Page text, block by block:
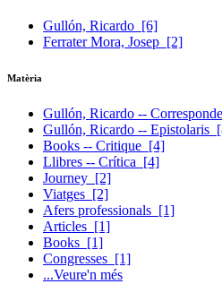
Gullón, Ricardo [6]
Ferrater Mora, Josep [2]
Matèria
Gullón, Ricardo --
Gullón, Ricardo -- Epistolaris
Books -- Critique [4]
Llibres -- Crítica [4]
Journey [2]
Viatges [2]
Afers professionals [1]
Articles [1]
Books [1]
Congresses [1]
...Veure'n més